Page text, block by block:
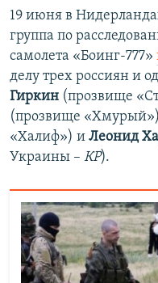
19 июня в
группа по
самолета «Боинг-777»
делу трех россиян и
Гиркин (прозвище
(прозвище
«Халиф») и Леонид
Украины – КР).